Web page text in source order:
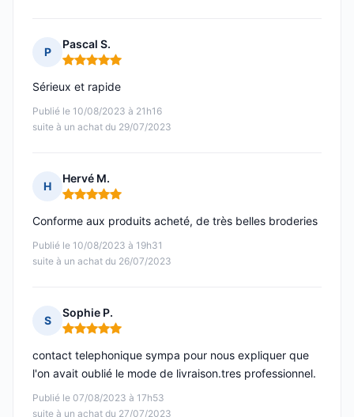
P
Pascal S.
Note : 5 sur 5
Publié le 10/08/2023 à 21h16
suite à un achat du 29/07/2023
Sérieux et rapide
H
Hervé M.
Note : 5 sur 5
Publié le 10/08/2023 à 19h31
suite à un achat du 26/07/2023
Conforme aux produits acheté, de très belles broderies
S
Sophie P.
Note : 5 sur 5
Publié le 07/08/2023 à 17h53
suite à un achat du 27/07/2023
contact telephonique sympa pour nous expliquer que
l'on avait oublié le mode de livraison.tres professionnel.